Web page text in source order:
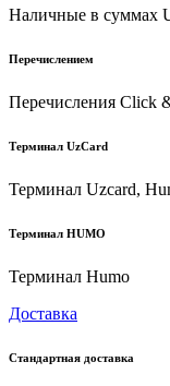
Наличные в суммах
Перечислением
Перечисления Click
Терминал UzCard
Терминал Uzcard,
Терминал HUMO
Терминал Humo
Доставка
Стандартная доставка